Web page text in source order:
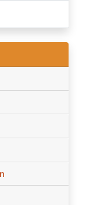
Uhr. Früherer
sofern
kein oder nur
und der
je nach
durch